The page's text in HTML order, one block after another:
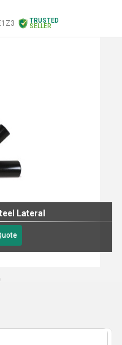
TRUSTED
SELLER
Lateral